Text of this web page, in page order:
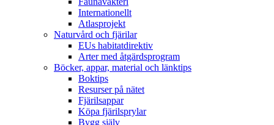
Internationellt
Atlasprojekt
Naturvård och fjärilar
EUs habitatdirektiv
Arter med åtgärdsprogram
Böcker, appar, material och länktips
Boktips
Resurser på nätet
Fjärilsappar
Köpa fjärilsprylar
Bygg själv